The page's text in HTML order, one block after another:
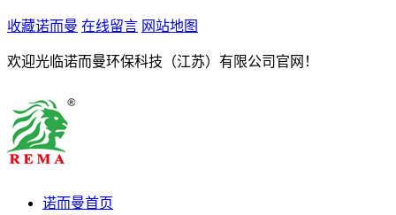
收藏诺而曼 在线留言 网站地图
欢迎光临诺而曼环保科技（江苏）有限公司官网！
诺而曼首页